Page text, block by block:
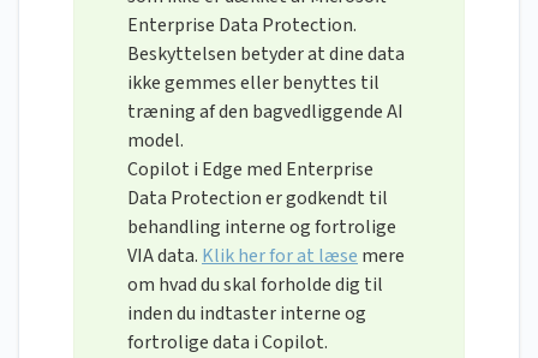
Enterprise Data Protection.
Beskyttelsen betyder at dine data
ikke gemmes eller benyttes til
træning af den bagvedliggende AI
model.
Copilot i Edge med Enterprise
Data Protection er godkendt til
behandling interne og fortrolige
VIA data. Klik her for at læse mere
om hvad du skal forholde dig til
inden du indtaster interne og
fortrolige data i Copilot.